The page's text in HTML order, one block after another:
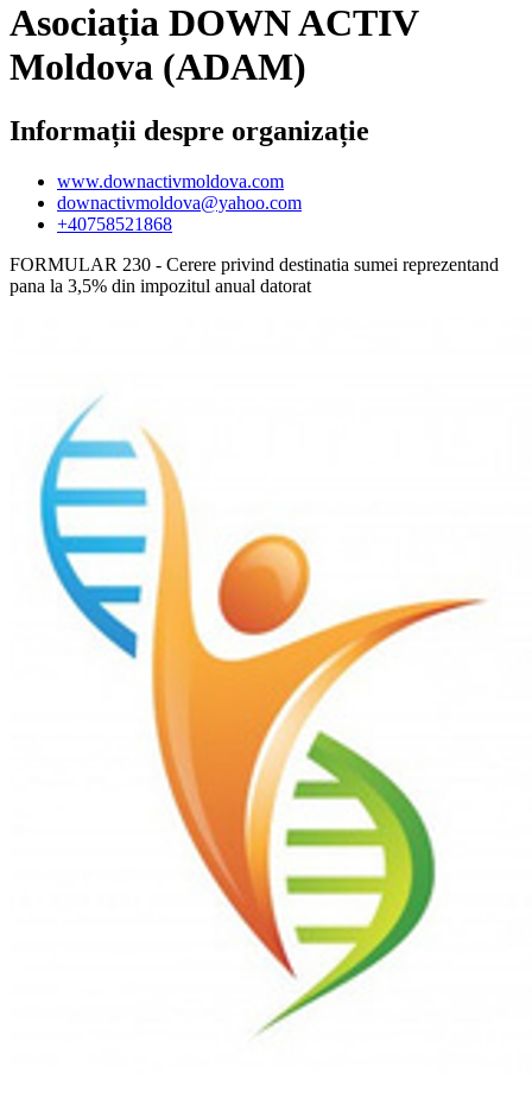
Asociația DOWN ACTIV
Moldova (ADAM)
Informații despre organizație
www.downactivmoldova.com
downactivmoldova@yahoo.com
+40758521868
FORMULAR 230 - Cerere privind destinatia sumei reprezentand
pana la 3,5% din impozitul anual datorat